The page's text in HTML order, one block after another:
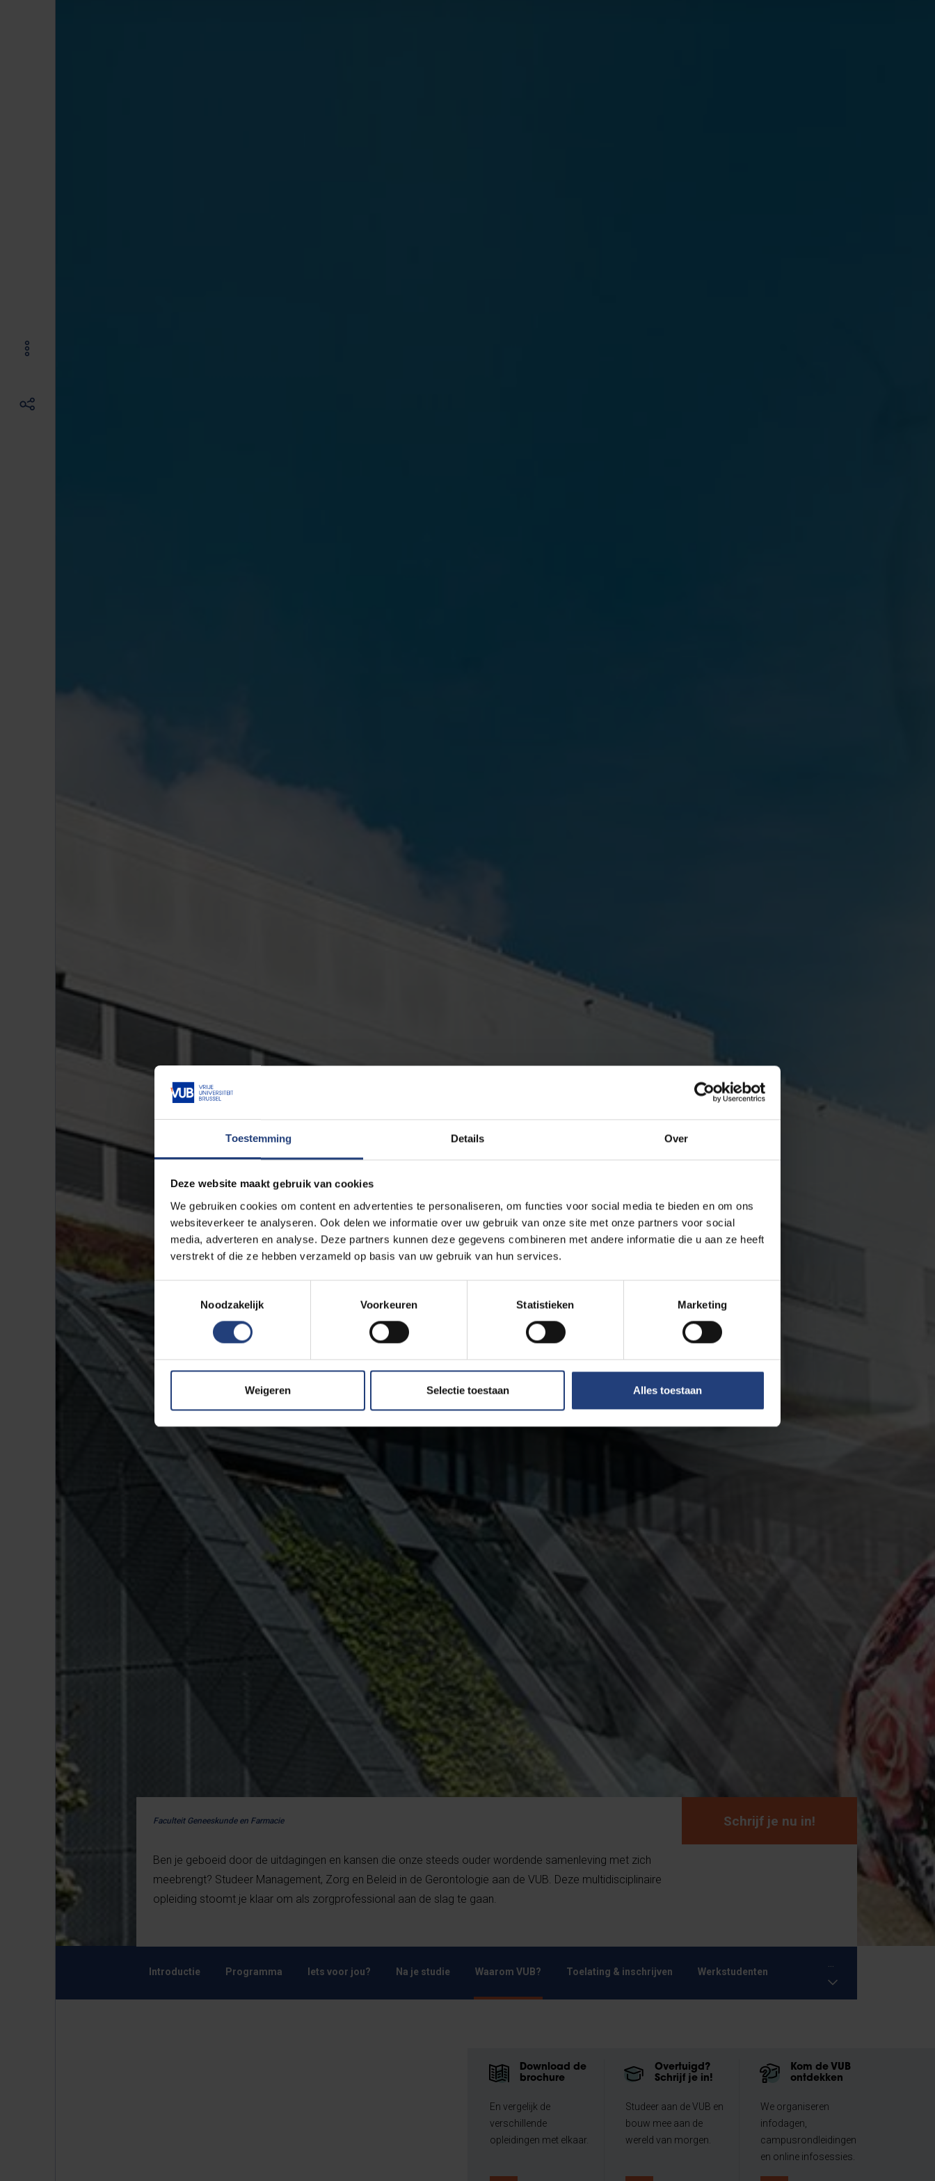
Toestemming Details Over
Deze website maakt gebruik van cookies
We gebruiken cookies om content en advertenties te personaliseren, om functies voor social media te bieden en om ons
websiteverkeer te analyseren. Ook delen we informatie over uw gebruik van onze site met onze partners voor social
media, adverteren en analyse. Deze partners kunnen deze gegevens combineren met andere informatie die u aan ze heeft
verstrekt of die ze hebben verzameld op basis van uw gebruik van hun services.
Noodzakelijk
Voorkeuren Statistieken Marketing
Weigeren Selectie toestaan Alles toestaan
Faculteit Geneeskunde en Farmacie
Ben je geboeid door de uitdagingen en kansen die onze steeds ouder wordende samenleving met zich
meebrengt? Studeer Management, Zorg en Beleid in de Gerontologie aan de VUB. Deze multidisciplinaire
opleiding stoomt je klaar om als zorgprofessional aan de slag te gaan.
Schrijf je nu in!
Introductie Programma Iets voor jou? Na je studie Waarom VUB? Toelating & inschrijven Werkstudenten
...
Download de
brochure
En vergelijk de
verschillende
opleidingen met elkaar.
Overtuigd?
Schrijf je in!
Studeer aan de VUB en
bouw mee aan de
wereld van morgen.
Kom de VUB
ontdekken
We organiseren
infodagen,
campusrondleidingen
en online infosessies.